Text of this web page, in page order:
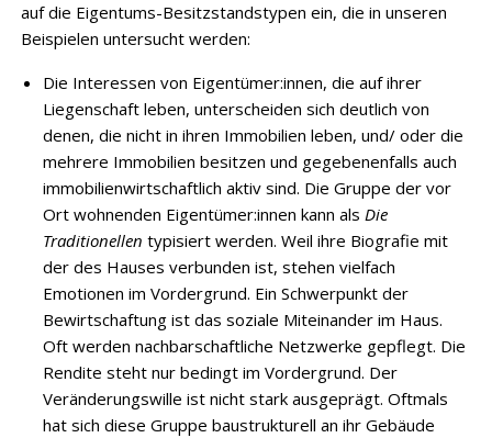
auf die Eigentums-Besitzstandstypen ein, die in unseren
Beispielen untersucht werden:
Die Interessen von Eigentümer:innen, die auf ihrer
Liegenschaft leben, unterscheiden sich deutlich von
denen, die nicht in ihren Immobilien leben, und/ oder die
mehrere Immobilien besitzen und gegebenenfalls auch
immobilienwirtschaftlich aktiv sind. Die Gruppe der vor
Ort wohnenden Eigentümer:innen kann als Die
Traditionellen typisiert werden. Weil ihre Biografie mit
der des Hauses verbunden ist, stehen vielfach
Emotionen im Vordergrund. Ein Schwerpunkt der
Bewirtschaftung ist das soziale Miteinander im Haus.
Oft werden nachbarschaftliche Netzwerke gepflegt. Die
Rendite steht nur bedingt im Vordergrund. Der
Veränderungswille ist nicht stark ausgeprägt. Oftmals
hat sich diese Gruppe baustrukturell an ihr Gebäude